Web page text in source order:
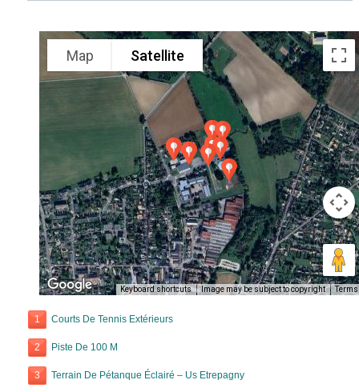
Map Satellite
Keyboard shortcuts Image may be subject to copyright Terms
1 Courts De Tennis Extérieurs
2 Piste De 100 M
3 Terrain De Pétanque Éclairé – Us Etrepagny